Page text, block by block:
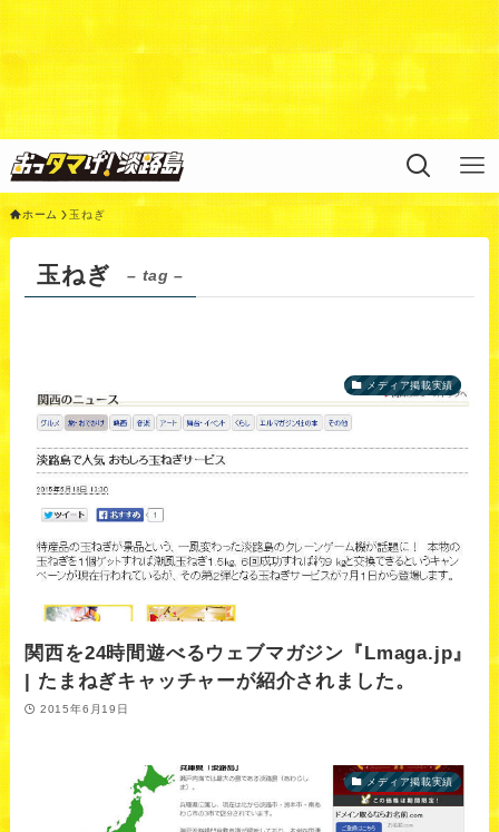
Warning
: Undefined variable $query in
/home/xs311788/uzunokuni.com/public_html/ottamag
e/wp/wp-content/themes/swell_child/functions.php
line44
ホーム 玉ねぎ
玉ねぎ – tag –
メディア掲載実績
関西を24時間遊べるウェブマガジン『Lmaga.jp』
| たまねぎキャッチャーが紹介されました。
2015年6月19日
メディア掲載実績